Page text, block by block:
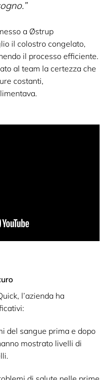
a Østrup
il colostro congelato,
il processo efficiente.
al team la certezza che
costanti,
l’azienda ha
del sangue prima e dopo
mostrato livelli di